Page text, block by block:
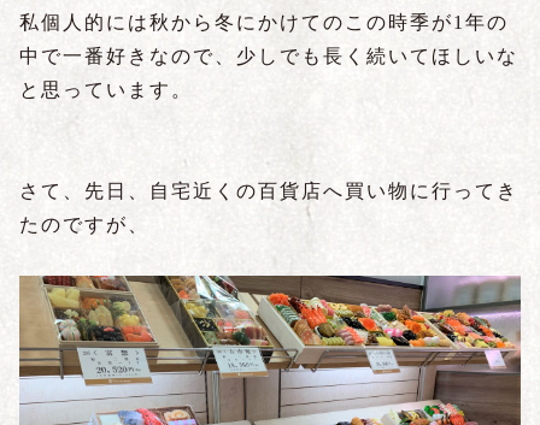
私個人的には秋から冬にかけてのこの時季が1年の
中で一番好きなので、少しでも長く続いてほしいな
と思っています。
さて、先日、自宅近くの百貨店へ買い物に行ってき
たのですが、